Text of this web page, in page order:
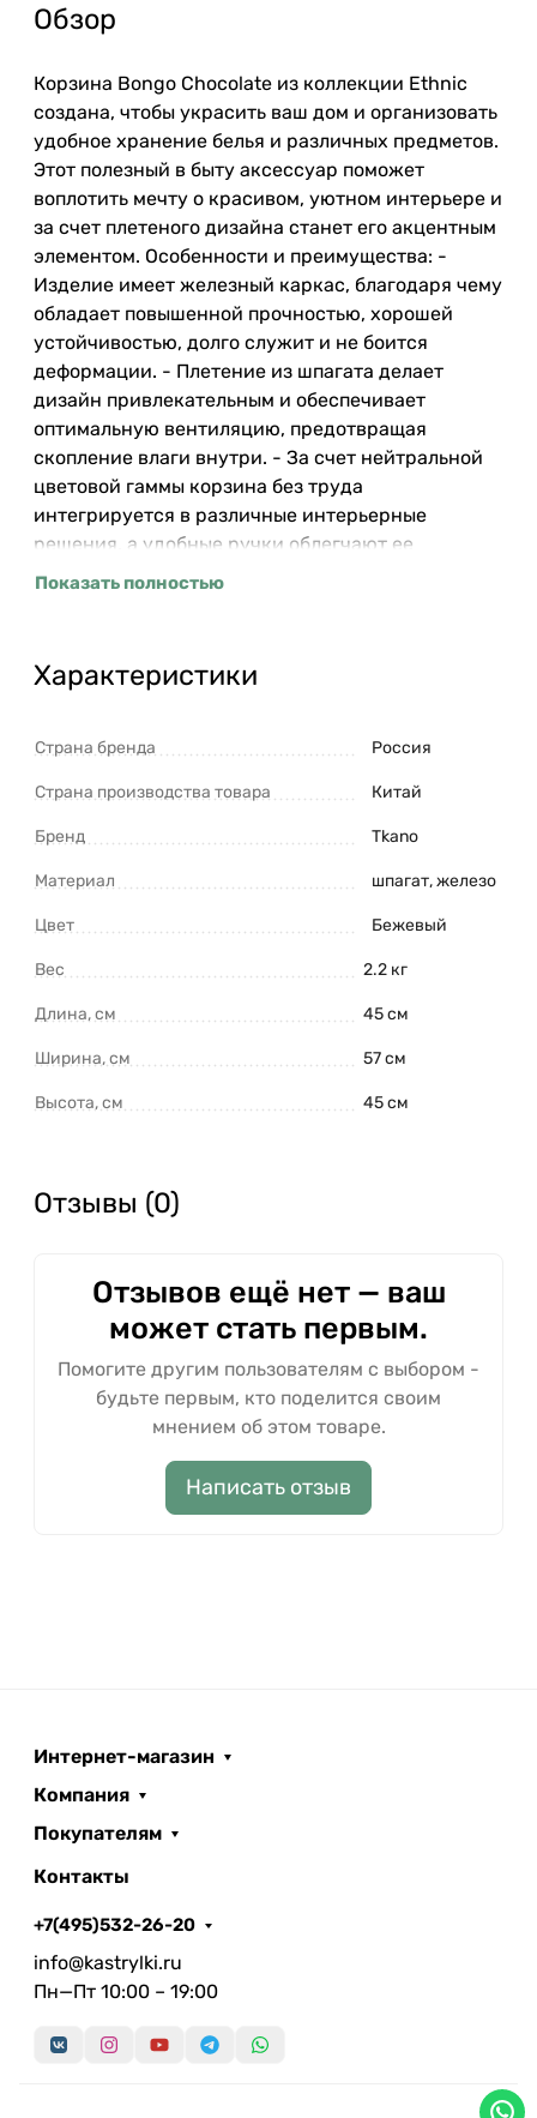
Обзор
Корзина Bongo Chocolate из коллекции Ethnic
создана, чтобы украсить ваш дом и организовать
удобное хранение белья и различных предметов.
Этот полезный в быту аксессуар поможет
воплотить мечту о красивом, уютном интерьере и
за счет плетеного дизайна станет его акцентным
элементом. Особенности и преимущества: -
Изделие имеет железный каркас, благодаря чему
обладает повышенной прочностью, хорошей
устойчивостью, долго служит и не боится
деформации. - Плетение из шпагата делает
дизайн привлекательным и обеспечивает
оптимальную вентиляцию, предотвращая
скопление влаги внутри. - За счет нейтральной
цветовой гаммы корзина без труда
интегрируется в различные интерьерные
решения, а удобные ручки облегчают ее
перемещение. - Корзину можно использовать для
уникальный интерьер, отражающий личные
Материалы: шпагат, железо. Диаметр: 45 см.
незамедлительно протереть и высушить. !
Избегать взаимодействия с острыми
Показать полностью
Характеристики
Страна бренда Россия
Страна производства товара Китай
Бренд Tkano
Материал шпагат, железо
Цвет Бежевый
Вес 2.2 кг
Длина, см 45 см
Ширина, см 57 см
Высота, см 45 см
Отзывы (0)
Отзывов ещё нет — ваш
может стать первым.
Помогите другим пользователям с выбором -
будьте первым, кто поделится своим
мнением об этом товаре.
Написать отзыв
Интернет-магазин
Компания
Покупателям
Контакты
+7(495)532-26-20
info@kastrylki.ru
Пн—Пт 10:00 – 19:00